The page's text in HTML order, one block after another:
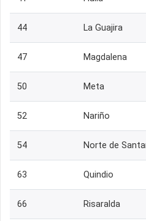
44 La Guajira
47 Magdalena
50 Meta
52 Nariño
54 Norte de
63 Quindio
66 Risaralda